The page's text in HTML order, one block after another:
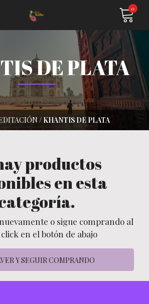
0
/ KHANTIS DE PLATA
DE PLATA
productos
en esta
o sigue comprando al
en el botón de abajo
Y SEGUIR COMPRANDO